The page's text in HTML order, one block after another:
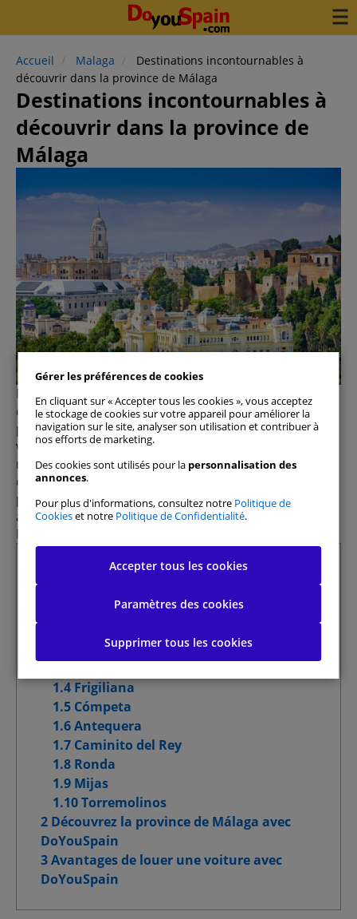
Accueil Malaga
Destinations incontournables à
découvrir dans la province de Málaga
Destinations incontournables à
découvrir dans la province de
Málaga
Málaga est la sixième ville la plus peuplée d’Espagne
et regorge d’attractions. De sa capitale aux coins les
plus méconnus de la province, une multitude de sites
valent le détour. Son climat doux toute l’année, sa
riche histoire et sa gastronomie en font une
destination incontournable du sud de l’Espagne. Pour
profiter pleinement de cette expérience,DoYouSpain
a préparé une liste des meilleurs endroits à visiter à
Málaga.
Summary
1.2 Nerja
1.4 Frigiliana
1.5 Cómpeta
1.6 Antequera
1.7 Caminito del Rey
1.8 Ronda
1.9 Mijas
1.10 Torremolinos
2 Découvrez la province de Málaga avec
DoYouSpain
3 Avantages de louer une voiture avec
DoYouSpain
Gérer les préférences de cookies
En cliquant sur « Accepter tous les cookies », vous acceptez
le stockage de cookies sur votre appareil pour améliorer la
navigation sur le site, analyser son utilisation et contribuer à
nos efforts de marketing.
Des cookies sont utilisés pour la personnalisation des
annonces.
Pour plus d'informations, consultez notre Politique de
Cookieset notre Politique de Confidentialité.
Paramètres des cookies
Supprimer tous les cookies
Accepter tous les cookies
Tout autoriser
Gérer les préférences de consentement
Cookies de performance
Cookies de fonctionnalité
Cookies pour une publicité ciblée
Cookies publicitaires avancés